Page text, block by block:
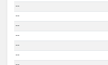
--
--
--
--
--
--